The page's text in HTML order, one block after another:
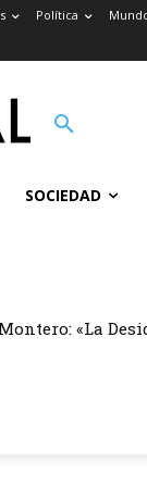
Política
SOCIEDAD
«La